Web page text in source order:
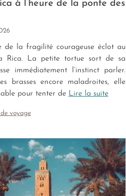
à l’heure de la ponte des
de la fragilité courageuse éclot au
Rica. La petite tortue sort de sa
immédiatement l’instinct parler.
brasses encore maladroites, elle
pour tenter de Lire la suite
voyage